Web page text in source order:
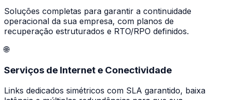
Soluções completas para garantir a continuidade
operacional da sua empresa, com planos de
recuperação estruturados e RTO/RPO definidos.
🌐
Serviços de Internet e Conectividade
Links dedicados simétricos com SLA garantido, baixa